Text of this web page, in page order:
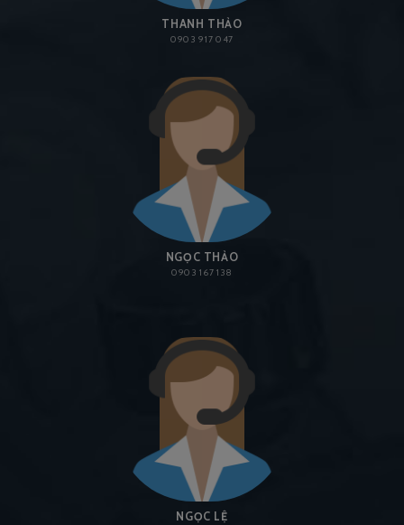
THANH THẢO
0903 917 047
NGỌC THẢO
0903 167 138
NGỌC LỆ